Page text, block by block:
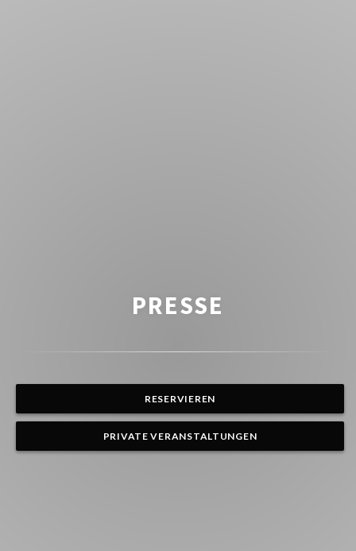
PRESSE
RESERVIEREN
PRIVATE VERANSTALTUNGEN